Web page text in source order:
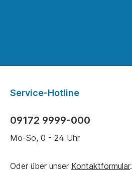
Service-Hotline
09172 9999-000
Mo-So, 0 - 24 Uhr
Oder über unser Kontaktformular.